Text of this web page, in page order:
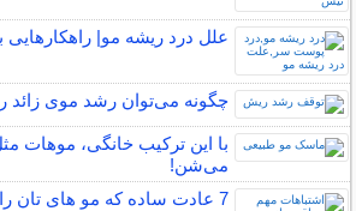
علل درد ریشه مو| راهکارهایی
چگونه می‌توان رشد موی زائد
با این ترکیب خانگی، موهات
می‌شن!
7 عادت ساده که مو های تان را نابود می کند!!